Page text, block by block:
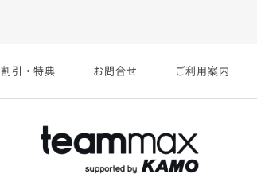
割引・特典 お問合せ ご利用案内